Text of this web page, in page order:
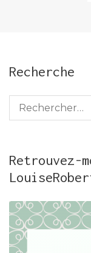
Recherche
Rechercher :
Retrouvez-